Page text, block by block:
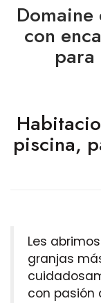
con
para
piscina,
Les
granjas
con pasión